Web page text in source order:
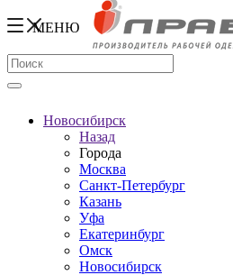
МЕНЮ
Новосибирск
Назад
Города
Москва
Санкт-Петербург
Казань
Уфа
Екатеринбург
Омск
Новосибирск